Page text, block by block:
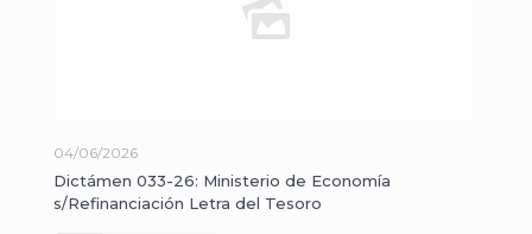
04/06/2026
Dictámen 033-26: Ministerio de Economía
s/Refinanciación Letra del Tesoro